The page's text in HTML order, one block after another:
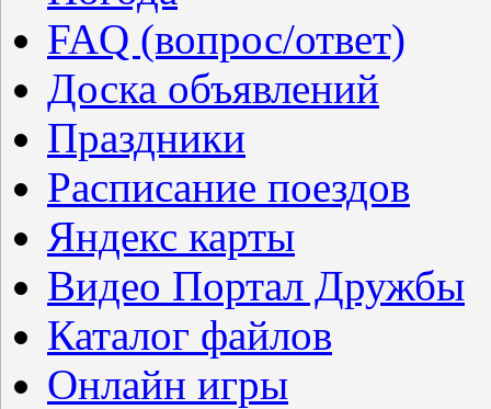
FAQ (вопрос/ответ)
Доска объявлений
Праздники
Расписание поездов
Яндекс карты
Видео Портал Дружбы
Каталог файлов
Онлайн игры